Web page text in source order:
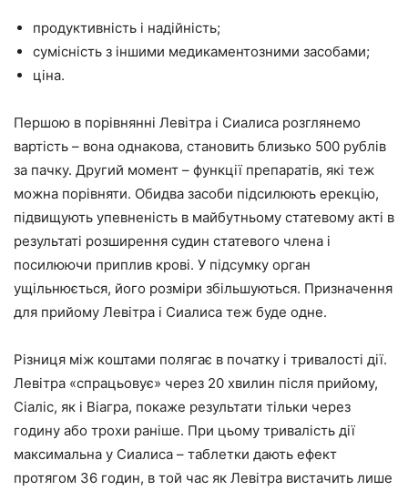
продуктивність і надійність;
сумісність з іншими медикаментозними засобами;
ціна.
Першою в порівнянні Левітра і Сиалиса розглянемо
вартість – вона однакова, становить близько 500 рублів
за пачку. Другий момент – функції препаратів, які теж
можна порівняти. Обидва засоби підсилюють ерекцію,
підвищують упевненість в майбутньому статевому акті в
результаті розширення судин статевого члена і
посилюючи приплив крові. У підсумку орган
ущільнюється, його розміри збільшуються. Призначення
для прийому Левітра і Сиалиса теж буде одне.
Різниця між коштами полягає в початку і тривалості дії.
Левітра «спрацьовує» через 20 хвилин після прийому,
Сіаліс, як і Віагра, покаже результати тільки через
годину або трохи раніше. При цьому тривалість дії
максимальна у Сиалиса – таблетки дають ефект
протягом 36 годин, в той час як Левітра вистачить лише